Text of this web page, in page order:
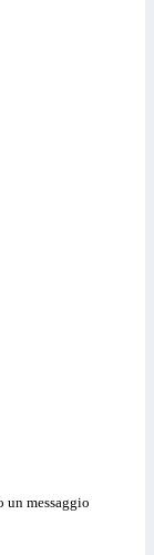
un messaggio